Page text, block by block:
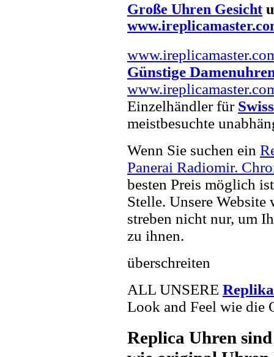
Große Uhren Gesicht
Günstige
Einzelhändler für
meistbesuchte
Wenn Sie suchen ein
Panerai Radiomir.
besten Preis möglich
Stelle. Unsere Website
streben nicht nur, um
zu ihnen.
überschreiten
ALL UNSERE
Look and Feel wie die
Replica Uhren